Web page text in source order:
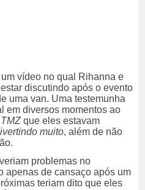
vídeo no qual Rihanna e
discutindo após o evento
uma van. Uma testemunha
em diversos momentos ao
TMZ que eles estavam
muito, além de não
problemas no
apenas de cansaço após um
teriam dito que eles